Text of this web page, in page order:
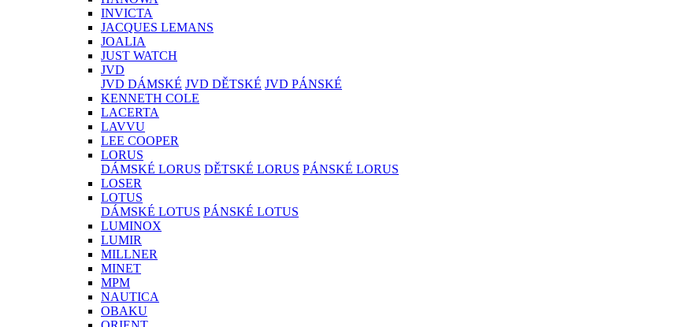
INVICTA
JACQUES LEMANS
JOALIA
JUST WATCH
JVD
JVD DÁMSKÉ JVD DĚTSKÉ JVD PÁNSKÉ
KENNETH COLE
LACERTA
LAVVU
LEE COOPER
LORUS
DÁMSKÉ LORUS DĚTSKÉ LORUS PÁNSKÉ LORUS
LOSER
LOTUS
DÁMSKÉ LOTUS PÁNSKÉ LOTUS
LUMINOX
LUMIR
MILLNER
MINET
MPM
NAUTICA
OBAKU